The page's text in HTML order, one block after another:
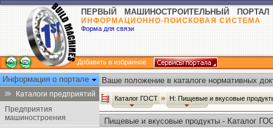
ПЕРВЫЙ МАШИНОСТРОИТЕЛЬНЫЙ ПОРТАЛ
ИНФОРМАЦИОННО-ПОИСКОВАЯ СИСТЕМА
Форма для связи
Добавить в избранное
Информация о портале
Каталоги предприятий
Предприятия
машиностроения
Ваше положение в каталоге нормативных
Каталог ГОСТ Н: Пищевые и вкусовые
Пищевые и вкусовые продукты - Каталог